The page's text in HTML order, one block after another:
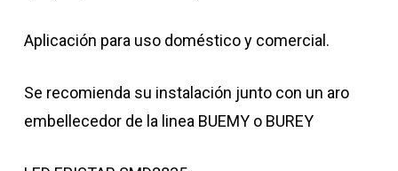
Aplicación para uso doméstico y comercial.
Se recomienda su instalación junto con un aro
embellecedor de la linea BUEMY o BUREY